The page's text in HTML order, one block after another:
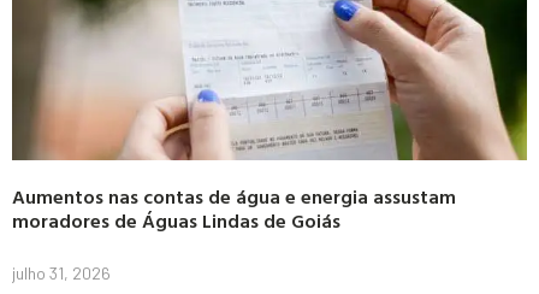
Aumentos nas contas de água e energia assustam
moradores de Águas Lindas de Goiás
julho 31, 2026